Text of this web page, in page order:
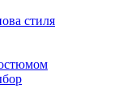
стиля